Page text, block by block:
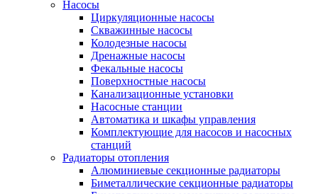
Насосы
Циркуляционные насосы
Скважинные насосы
Колодезные насосы
Дренажные насосы
Фекальные насосы
Поверхностные насосы
Канализационные установки
Насосные станции
Автоматика и шкафы управления
Комплектующие для насосов и насосных
станций
Радиаторы отопления
Алюминиевые секционные радиаторы
Биметаллические секционные радиаторы